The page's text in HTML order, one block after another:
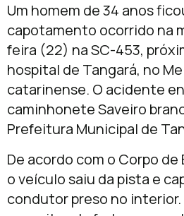
Um homem de 34 anos
capotamento ocorrido na
feira (22) na SC-453,
hospital de Tangará, no
catarinense. O acidente
caminhonete Saveiro
Prefeitura Municipal de
De acordo com o Corpo de
o veículo saiu da pista e
condutor preso no interior.